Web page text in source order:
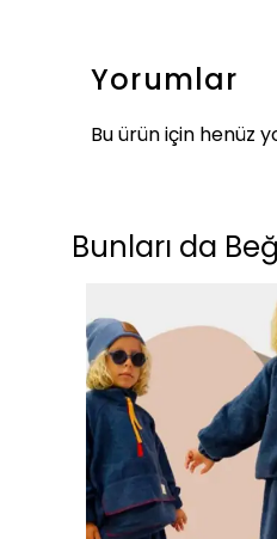
Yorumlar
Bu ürün için henüz
Bunları da